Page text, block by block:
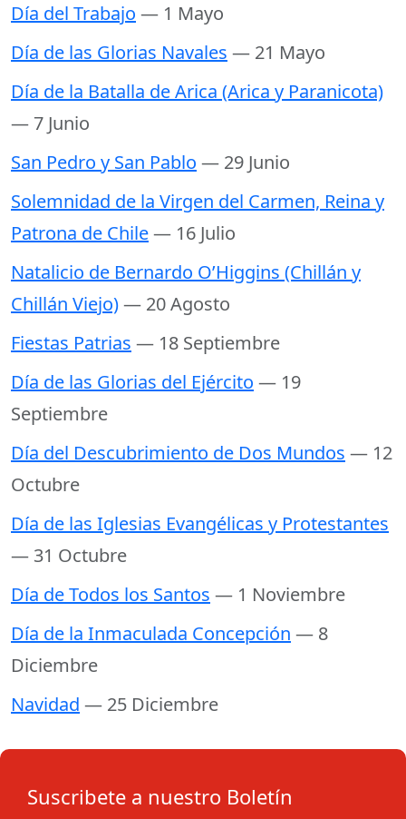
Día del Trabajo — 1 Mayo
Día de las Glorias Navales — 21 Mayo
Día de la Batalla de Arica (Arica y Paranicota)
— 7 Junio
San Pedro y San Pablo — 29 Junio
Solemnidad de la Virgen del Carmen, Reina y
Patrona de Chile— 16 Julio
Natalicio de Bernardo O’Higgins (Chillán y
Chillán Viejo)— 20 Agosto
Fiestas Patrias — 18 Septiembre
Día de las Glorias del Ejército — 19
Septiembre
Día del Descubrimiento de Dos Mundos — 12
Octubre
Día de las Iglesias Evangélicas y Protestantes
— 31 Octubre
Día de Todos los Santos — 1 Noviembre
Día de la Inmaculada Concepción — 8
Diciembre
Navidad — 25 Diciembre
Suscribete a nuestro Boletín